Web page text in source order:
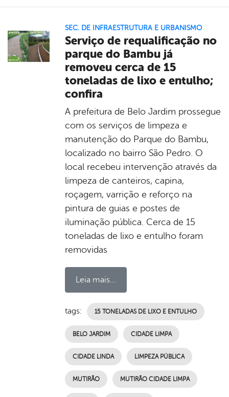
SEC. DE INFRAESTRUTURA E URBANISMO
Serviço de requalificação no
parque do Bambu já
removeu cerca de 15
toneladas de lixo e entulho;
confira
A prefeitura de Belo Jardim prossegue
com os serviços de limpeza e
manutenção do Parque do Bambu,
localizado no bairro São Pedro. O
local recebeu intervenção através da
limpeza de canteiros, capina,
roçagem, varrição e reforço na
pintura de guias e postes de
iluminação pública. Cerca de 15
toneladas de lixo e entulho foram
removidas
Leia mais...
tags: 15 TONELADAS DE LIXO E ENTULHO
BELO JARDIM CIDADE LIMPA
CIDADE LINDA LIMPEZA PÚBLICA
MUTIRÃO MUTIRÃO CIDADE LIMPA